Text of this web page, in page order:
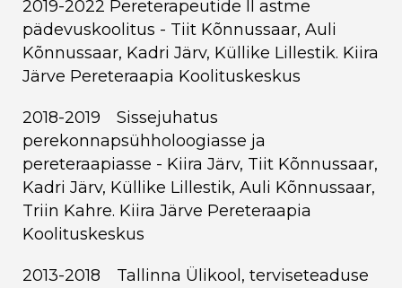
2019-2022 Pereterapeutide II astme
pädevuskoolitus - Tiit Kõnnussaar, Auli
Kõnnussaar, Kadri Järv, Küllike Lillestik. Kiira
Järve Pereteraapia Koolituskeskus
2018-2019 Sissejuhatus
perekonnapsühholoogiasse ja
pereteraapiasse - Kiira Järv, Tiit Kõnnussaar,
Kadri Järv, Küllike Lillestik, Auli Kõnnussaar,
Triin Kahre. Kiira Järve Pereteraapia
Koolituskeskus
2013-2018 Tallinna Ülikool, terviseteaduse